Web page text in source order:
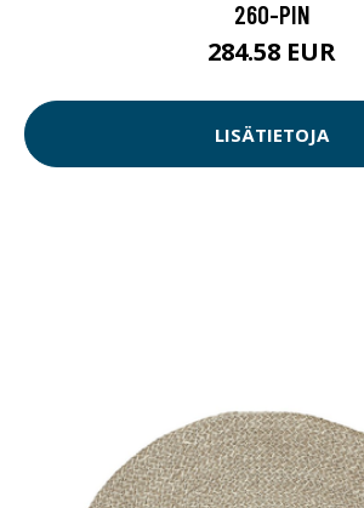
260-PIN
284.58 EUR
LISÄTIETOJA